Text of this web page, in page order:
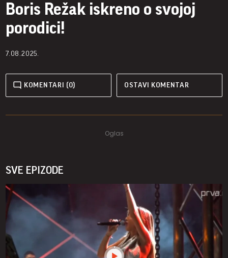
Boris Režak iskreno o svojoj
porodici!
7.08.2025.
KOMENTARI (0) OSTAVI KOMENTAR
SVE EPIZODE